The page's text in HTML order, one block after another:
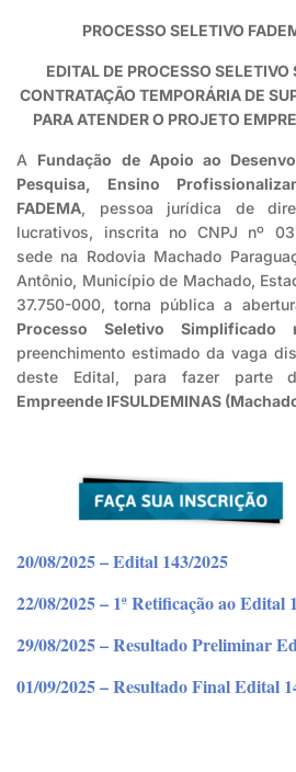
PROCESSO SELETIVO
EDITAL DE PROCESSO
CONTRATAÇÃO TEMPORÁRIA DE
PARA ATENDER O PROJETO
A Fundação de Apoio ao
Pesquisa, Ensino
FADEMA, pessoa jurídica de
lucrativos, inscrita no CNPJ nº
sede na Rodovia Machado
Antônio, Município de Machado,
37.750-000, torna pública a
Processo Seletivo Simplificado
preenchimento estimado da vaga
deste Edital, para fazer parte
Empreende IFSULDEMINAS
20/08/2025 – Edital 143/2025
22/08/2025 – 1ª Retificação ao Edital
29/08/2025 – Resultado Preliminar
01/09/2025 – Resultado Final Edital